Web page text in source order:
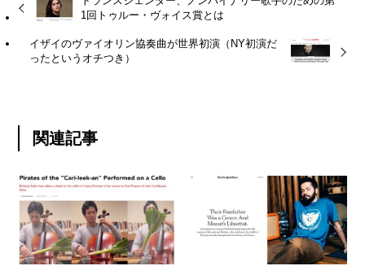
1回トゥルー・ヴォイス賞とは
イザイのヴァイオリン協奏曲が世界初演（NY初演だ
ったというオチつき）
関連記事